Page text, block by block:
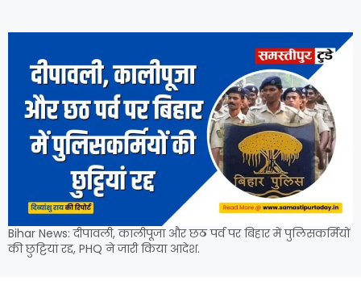
Bihar News: दीपावली, कालीपूजा और छठ पर्व पर बिहार में पुलिसकर्मियों
की छुट्टियां रद्द, PHQ ने जारी किया आदेश.